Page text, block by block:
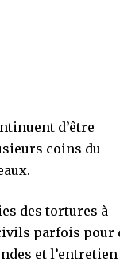
d’être
coins du
des tortures à
parfois pour
et l’entretien